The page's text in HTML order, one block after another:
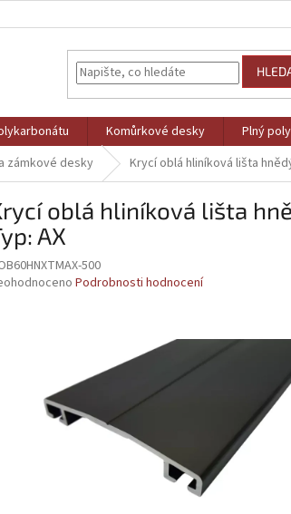
Komůrkové desky Plný
zámkové desky Krycí oblá hliníková lišta
oblá hliníková lišta
AX
500
Podrobnosti hodnocení